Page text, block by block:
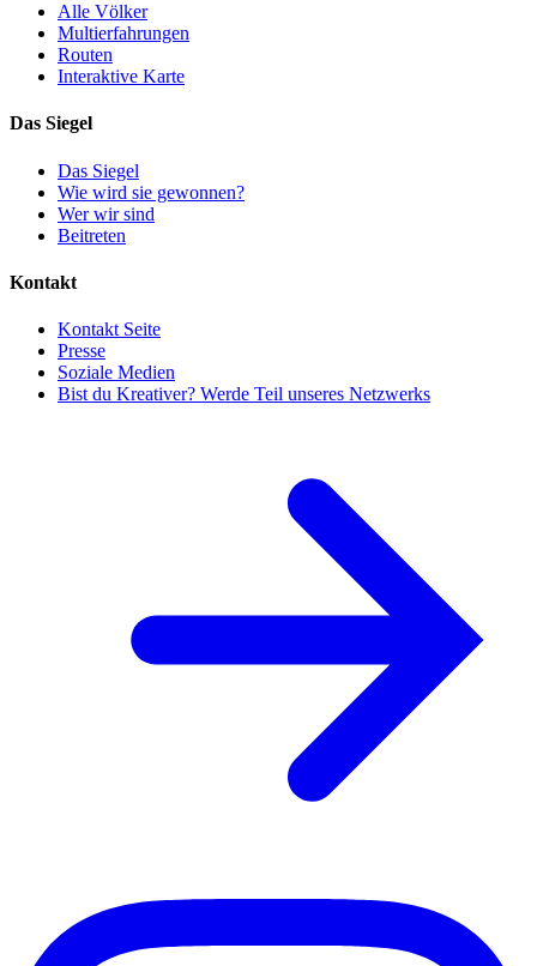
Alle Völker
Multierfahrungen
Routen
Interaktive Karte
Das Siegel
Das Siegel
Wie wird sie gewonnen?
Wer wir sind
Beitreten
Kontakt
Kontakt Seite
Presse
Soziale Medien
Bist du Kreativer? Werde Teil unseres Netzwerks